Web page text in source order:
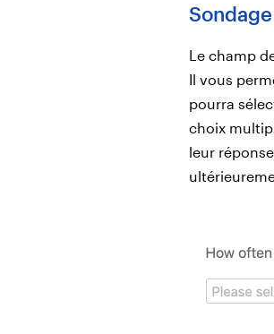
Sondage
Le champ
Il vous
pourra
choix
leur